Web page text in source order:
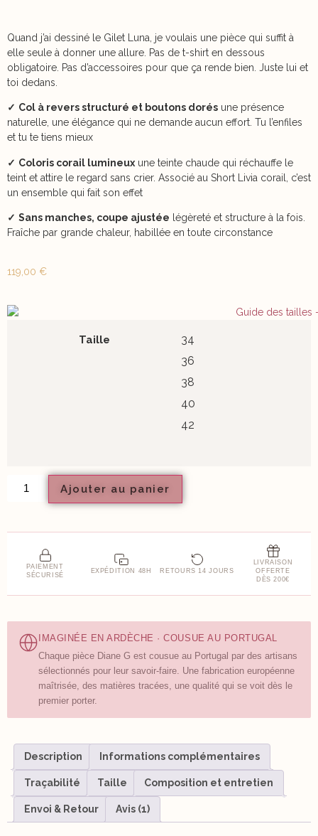
client
Quand j’ai dessiné le Gilet Luna, je voulais une pièce qui suffit à
elle seule à donner une allure. Pas de t-shirt en dessous
obligatoire. Pas d’accessoires pour que ça rende bien. Juste lui et
toi dedans.
✓ Col à revers structuré et boutons dorés une présence
naturelle, une élégance qui ne demande aucun effort. Tu l’enfiles
et tu te tiens mieux
✓ Coloris corail lumineux une teinte chaude qui réchauffe le
teint et attire le regard sans crier. Associé au Short Livia corail, c’est
un ensemble qui fait son effet
✓ Sans manches, coupe ajustée légèreté et structure à la fois.
Fraîche par grande chaleur, habillée en toute circonstance
119,00 €
Taille
34
36
38
40
42
Ajouter au panier
PAIEMENT
SÉCURISÉ
EXPÉDITION 48H RETOURS 14 JOURS
LIVRAISON
OFFERTE
DÈS 200€
IMAGINÉE EN ARDÈCHE · COUSUE AU PORTUGAL
Chaque pièce Diane G est cousue au Portugal par des artisans
sélectionnés pour leur savoir-faire. Une fabrication européenne
maîtrisée, des matières tracées, une qualité qui se voit dès le
premier porter.
Description Informations complémentaires
Traçabilité Taille Composition et entretien
Envoi & Retour Avis (1)